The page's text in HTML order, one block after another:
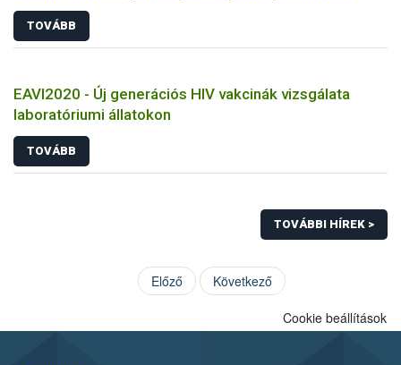
állatkísérletes és molekuláris biológiai eszközökkel
TOVÁBB
EAVI2020 - Új generációs HIV vakcinák vizsgálata
laboratóriumi állatokon
TOVÁBB
TOVÁBBI HÍREK >
Előző Következő
Cookie beállítások